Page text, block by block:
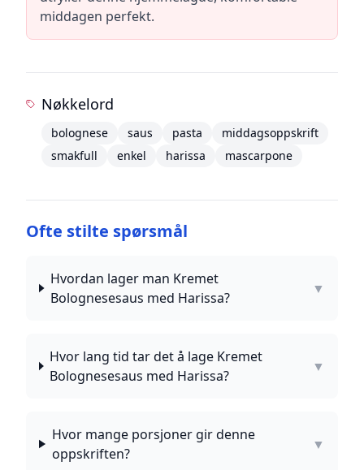
middagen perfekt.
Nøkkelord
bolognese saus pasta
middagsoppskrift
smakfull
enkel harissa mascarpone
Ofte stilte spørsmål
Hvordan lager man Kremet
Bolognesesaus med Harissa?
▼
Hvor lang tid tar det å lage Kremet
Bolognesesaus med Harissa?
▼
Hvor mange porsjoner gir denne
oppskriften?
▼